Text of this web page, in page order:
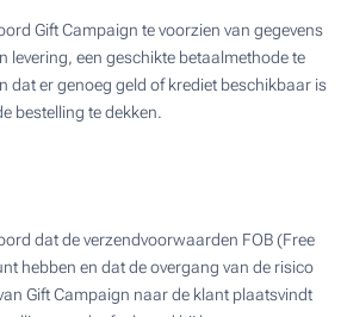
Gift Campaign te voorzien van gegevens
levering, een geschikte betaalmethode te
dat er genoeg geld of krediet beschikbaar is
bestelling te dekken.
dat de verzendvoorwaarden FOB (Free
hebben en dat de overgang van de risico
Gift Campaign naar de klant plaatsvindt